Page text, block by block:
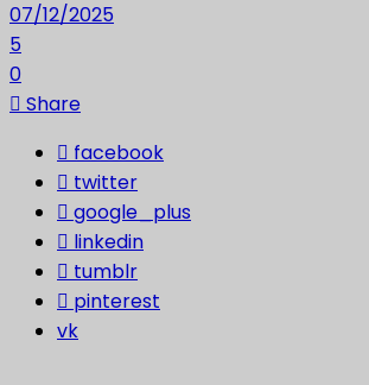
07/12/2025
5
0
Share
facebook
twitter
google_plus
linkedin
tumblr
pinterest
vk